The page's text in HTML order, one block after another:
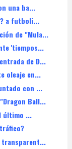
una ba...
a futboli...
de "Mula...
'tiempos...
de D...
oleaje en...
con ...
Ball...
último ...
transparent...